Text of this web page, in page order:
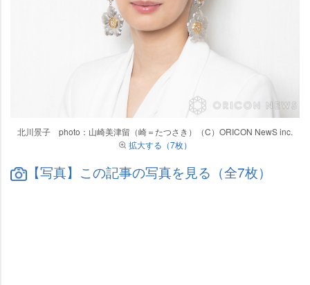
北川景子 photo：山崎美津留（崎＝たつさき）（C）ORICON NewS inc.
拡大する（7枚）
【写真】この記事の写真を見る（全7枚）